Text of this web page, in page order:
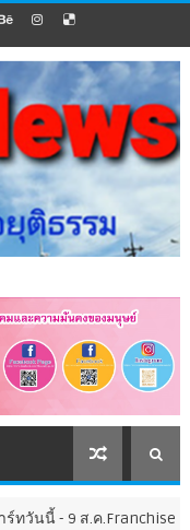
Expo Thailand